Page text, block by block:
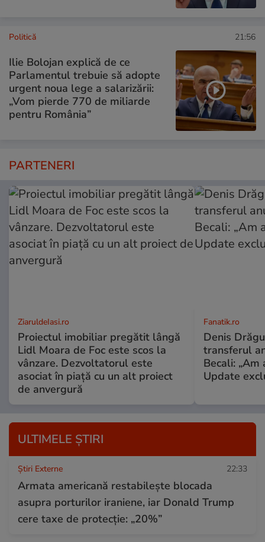
Politică 21:56
Ilie Bolojan explică de ce
Parlamentul trebuie să adopte
urgent noua lege a salarizării:
„Vom pierde 770 de miliarde
pentru România”
PARTENERI
ZiaruldeIasi.ro
Proiectul imobiliar pregătit lângă
Lidl Moara de Foc este scos la
vânzare. Dezvoltatorul este
asociat în piață cu un alt proiect
de anvergură
Fanatik.ro
Denis
transferul
Becali: „Am
Update
ULTIMELE ȘTIRI
Știri Externe 22:33
Armata americană restabilește blocada
asupra porturilor iraniene, iar Donald Trump
cere taxe de protecție: „20%”